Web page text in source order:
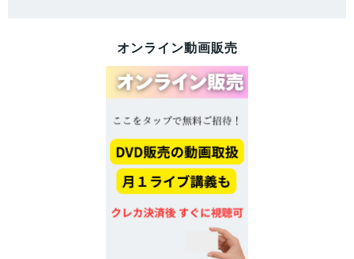
オンライン動画販売